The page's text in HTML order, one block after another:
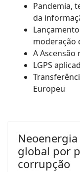
Pandemia,
da
moderação
A
LGPS
Europeu
global por
corrupção